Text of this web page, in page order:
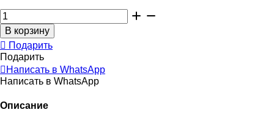
Подарить
Подарить
Написать в WhatsApp
Написать в WhatsApp
Описание